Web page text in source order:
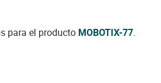
para el producto MOBOTIX-77.